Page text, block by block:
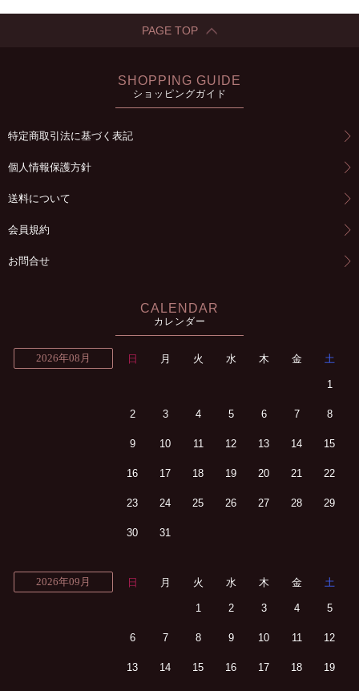
PAGE TOP
SHOPPING GUIDE
ショッピングガイド
特定商取引法に基づく表記
個人情報保護方針
送料について
会員規約
お問合せ
CALENDAR
カレンダー
2026年08月 日 月 火 水 木 金 土
1
2 3 4 5 6 7 8
9 10 11 12 13 14 15
16 17 18 19 20 21 22
23 24 25 26 27 28 29
30 31
2026年09月 日 月 火 水 木 金 土
1 2 3 4 5
6 7 8 9 10 11 12
13 14 15 16 17 18 19